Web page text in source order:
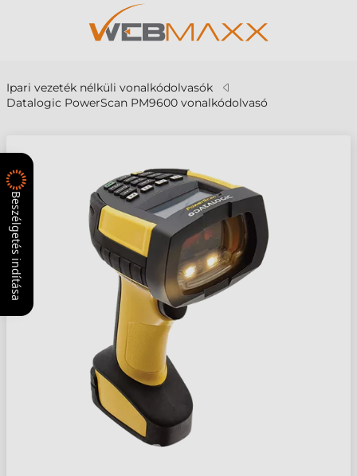
Ipari vezeték nélküli vonalkódolvasók
Datalogic PowerScan PM9600 vonalkódolvasó
Beszélgetés indítása